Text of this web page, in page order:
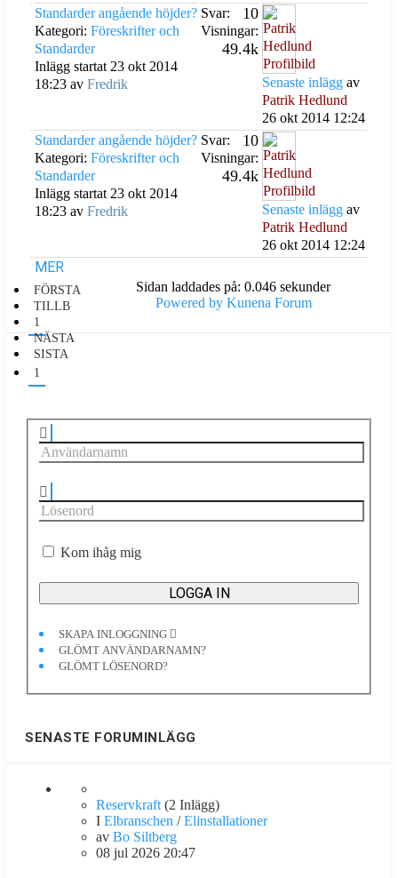
MER
Standarder angående höjder?
Kategori: Föreskrifter och
Standarder
Inlägg startat 23 okt 2014
18:23 av Fredrik
Svar: 10
Visningar:
49.4k
Senaste inlägg av
Patrik Hedlund
26 okt 2014 12:24
Standarder angående höjder?
Kategori: Föreskrifter och
Standarder
Inlägg startat 23 okt 2014
18:23 av Fredrik
Svar: 10
Visningar:
49.4k
Senaste inlägg av
Patrik Hedlund
26 okt 2014 12:24
FÖRSTA
TILLB
1
NÄSTA
SISTA
1
Sidan laddades på: 0.046 sekunder
Powered by Kunena Forum
Kom ihåg mig
SKAPA INLOGGNING
GLÖMT ANVÄNDARNAMN?
GLÖMT LÖSENORD?
SENASTE FORUMINLÄGG
Reservkraft (2 Inlägg)
I Elbranschen /Elinstallationer
av Bo Siltberg
08 jul 2026 20:47